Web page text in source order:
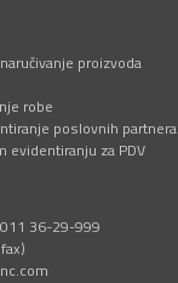
proizvoda
robe
poslovnih partnera
evidentiranju za PDV
36-29-999